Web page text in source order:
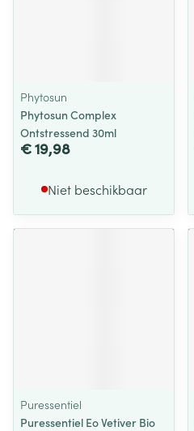
Phytosun
Phytosun Complex
Ontstressend 30ml
€ 19,98
Niet beschikbaar
Puressentiel
Puressentiel Eo Vetiver Bio